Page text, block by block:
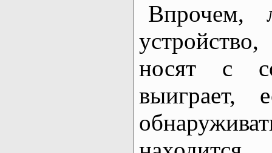
Впрочем,
носят с
выиграет,